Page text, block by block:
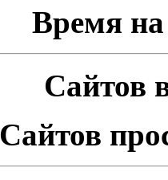
Время на
Сайтов
Сайтов